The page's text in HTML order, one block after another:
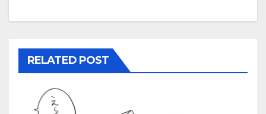
RELATED POST